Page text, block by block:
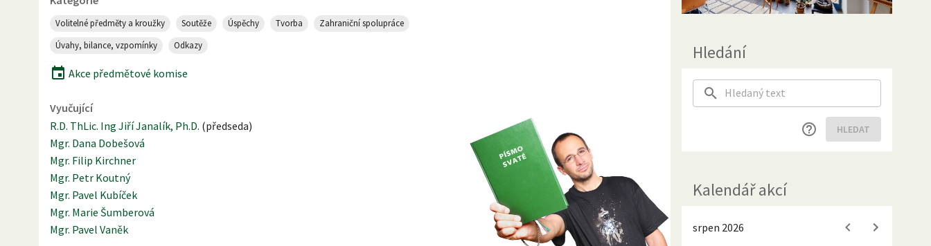
Volitelné předměty a kroužky Soutěže Úspěchy Tvorba
Zahraniční spolupráce
Úvahy, bilance, vzpomínky
Odkazy
Akce předmětové komise
Vyučující
R.D. ThLic. Ing Jiří Janalík, Ph.D. (předseda)
Mgr. Dana Dobešová
Mgr. Filip Kirchner
Mgr. Petr Koutný
Mgr. Pavel Kubíček
Mgr. Marie Šumberová
Mgr. Pavel Vaněk
Hledání
HLEDAT
Kalendář akcí
srpen 2026